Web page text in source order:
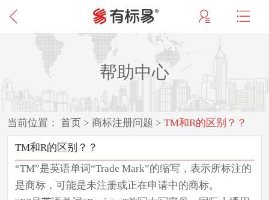
帮助中心
当前位置： 首页 > 商标注册问题 > TM和R的区别？？
TM和R的区别？？
“TM”是英语单词“Trade Mark”的缩写，表示所标注的
是商标，可能是未注册或正在申请中的商标。